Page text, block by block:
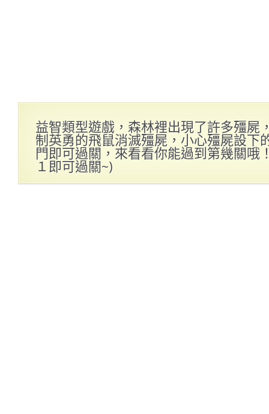
益智類型遊戲，森林裡出現了許多殭屍
制英勇的飛鼠消滅殭屍，小心殭屍設下
門即可過關，來看看你能過到第幾關哦
１即可過關~)